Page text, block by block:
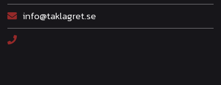
info@taklagret.se